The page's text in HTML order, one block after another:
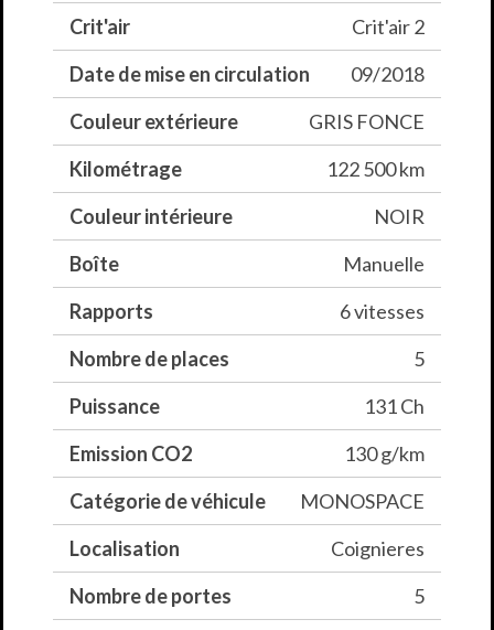
caractéristiques du véhicule.
Crit'air
Crit'air 2
Date de mise en circulation
09/2018
Couleur extérieure
GRIS FONCE
Kilométrage
122 500 km
Couleur intérieure
NOIR
Boîte
Manuelle
Rapports
6 vitesses
Nombre de places
5
Puissance
131 Ch
Emission CO2
130 g/km
Catégorie de véhicule
MONOSPACE
Localisation
Coignieres
Nombre de portes
5